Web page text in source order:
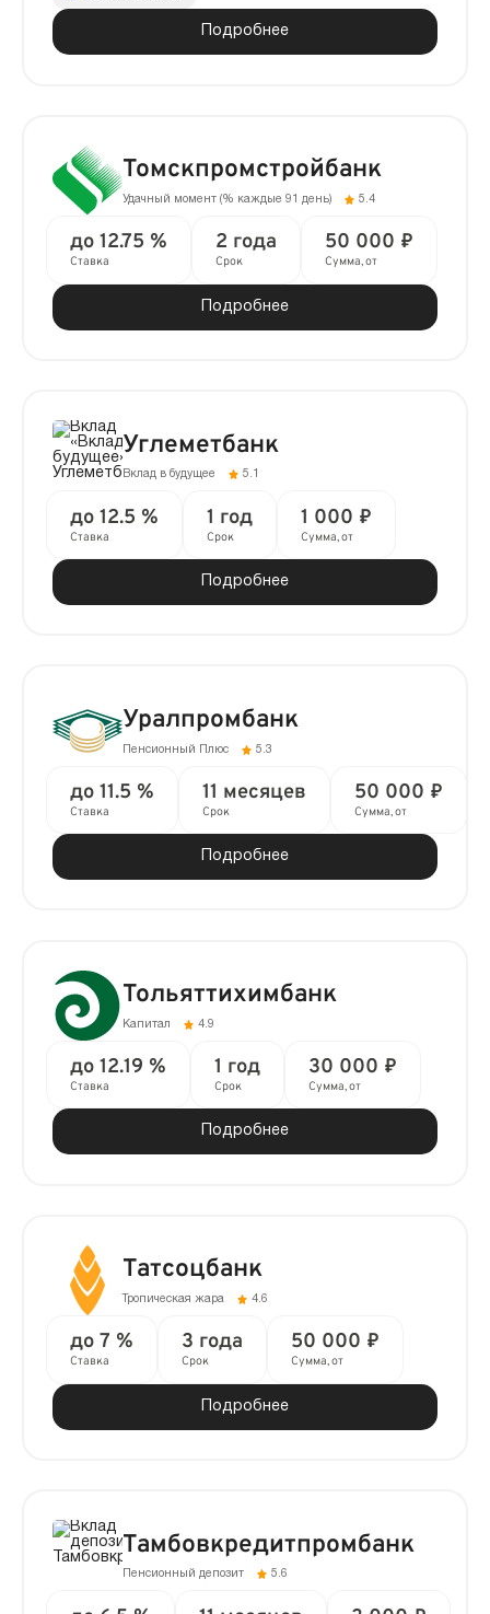
Подробнее
Томскпромстройбанк
Удачный момент (% каждые 91 день) 5.4
до 12.75 %
Ставка
2 года
Срок
50 000 ₽
Сумма, от
Подробнее
Углеметбанк
Вклад в будущее 5.1
до 12.5 %
Ставка
1 год
Срок
1 000 ₽
Сумма, от
Подробнее
Уралпромбанк
Пенсионный Плюс 5.3
до 11.5 %
Ставка
11 месяцев
Срок
50 000 ₽
Сумма, от
Подробнее
Тольяттихимбанк
Капитал 4.9
до 12.19 %
Ставка
1 год
Срок
30 000 ₽
Сумма, от
Подробнее
Татсоцбанк
Тропическая жара 4.6
до 7 %
Ставка
3 года
Срок
50 000 ₽
Сумма, от
Подробнее
Тамбовкредитпромбанк
Пенсионный депозит 5.6